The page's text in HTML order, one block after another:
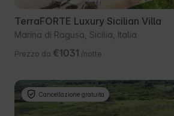
TerraFORTE Luxury Sicilian Villa
Marina di Ragusa, Sicilia, Italia
Prezzo da €1031 /notte
Cancellazione gratuita